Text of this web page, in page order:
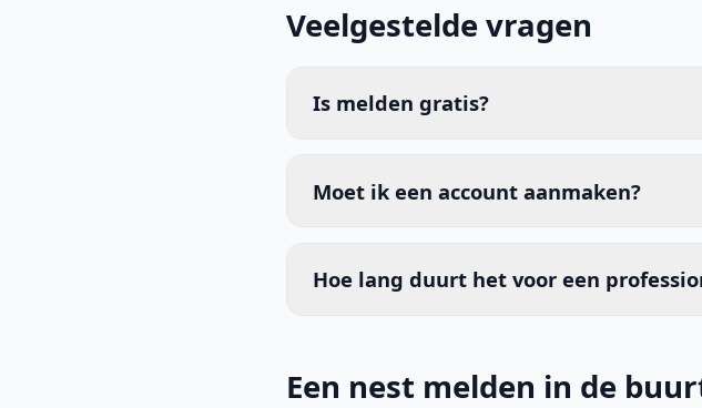
Veelgestelde vragen
Is melden gratis?
Moet ik een account aanmaken?
Hoe lang duurt het voor een
Een nest melden in de